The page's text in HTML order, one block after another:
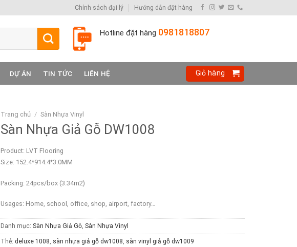
Chính sách đại lý Hướng dẫn đặt hàng
Hotline đặt hàng 0981818807
DỰ ÁN TIN TỨC LIÊN HỆ Giỏ hàng
Trang chủ / Sàn Nhựa Vinyl
Sàn Nhựa Giả Gỗ DW1008
Product: LVT Flooring
Size: 152.4*914.4*3.0MM
Packing: 24pcs/box (3.34m2)
Usages: Home, school, office, shop, airport, factory…
Danh mục:Sàn Nhựa Giả Gỗ,Sàn Nhựa Vinyl
Thẻ:deluxe 1008, sàn nhựa giả gỗ dw1008, sàn vinyl giả gỗ dw1009